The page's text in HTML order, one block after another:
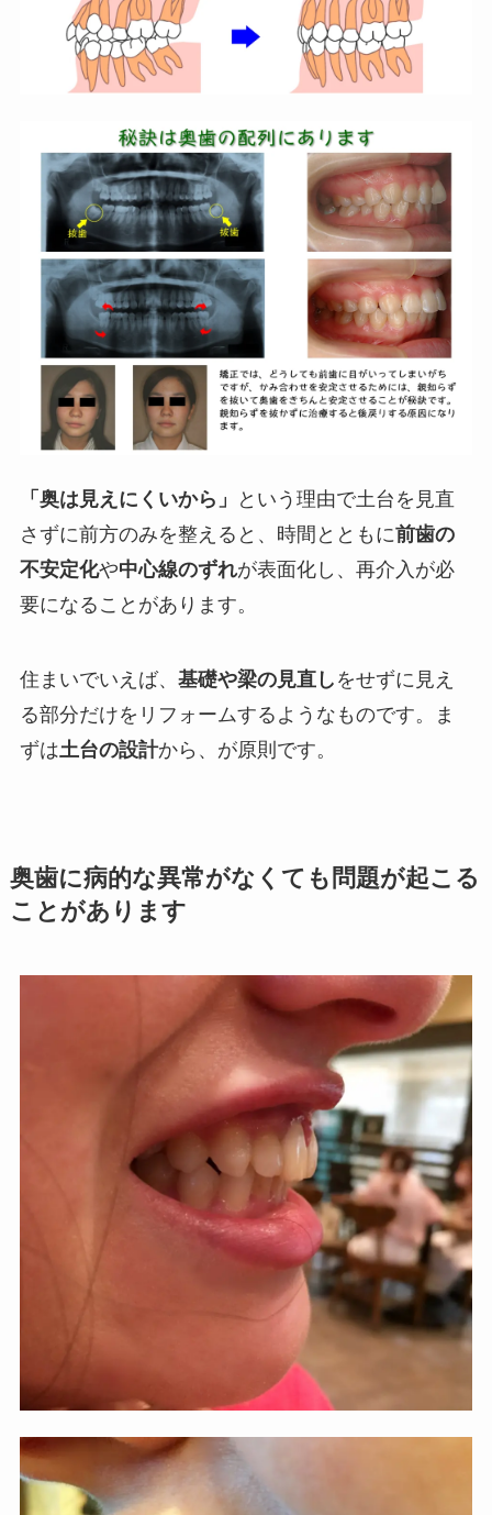
「奥は見えにくいから」
という理由で土台を見直
さずに前方のみを整えると、時間とともに前歯の
不安定化や中心線のずれが表面化し、再介入が必
要になることがあります。
住まいでいえば、 基礎や梁の見直し をせずに見え
る部分だけをリフォームするようなものです。ま
ずは土台の設計から、が原則です。
奥歯に病的な異常がなくても問題が起こる
ことがあります